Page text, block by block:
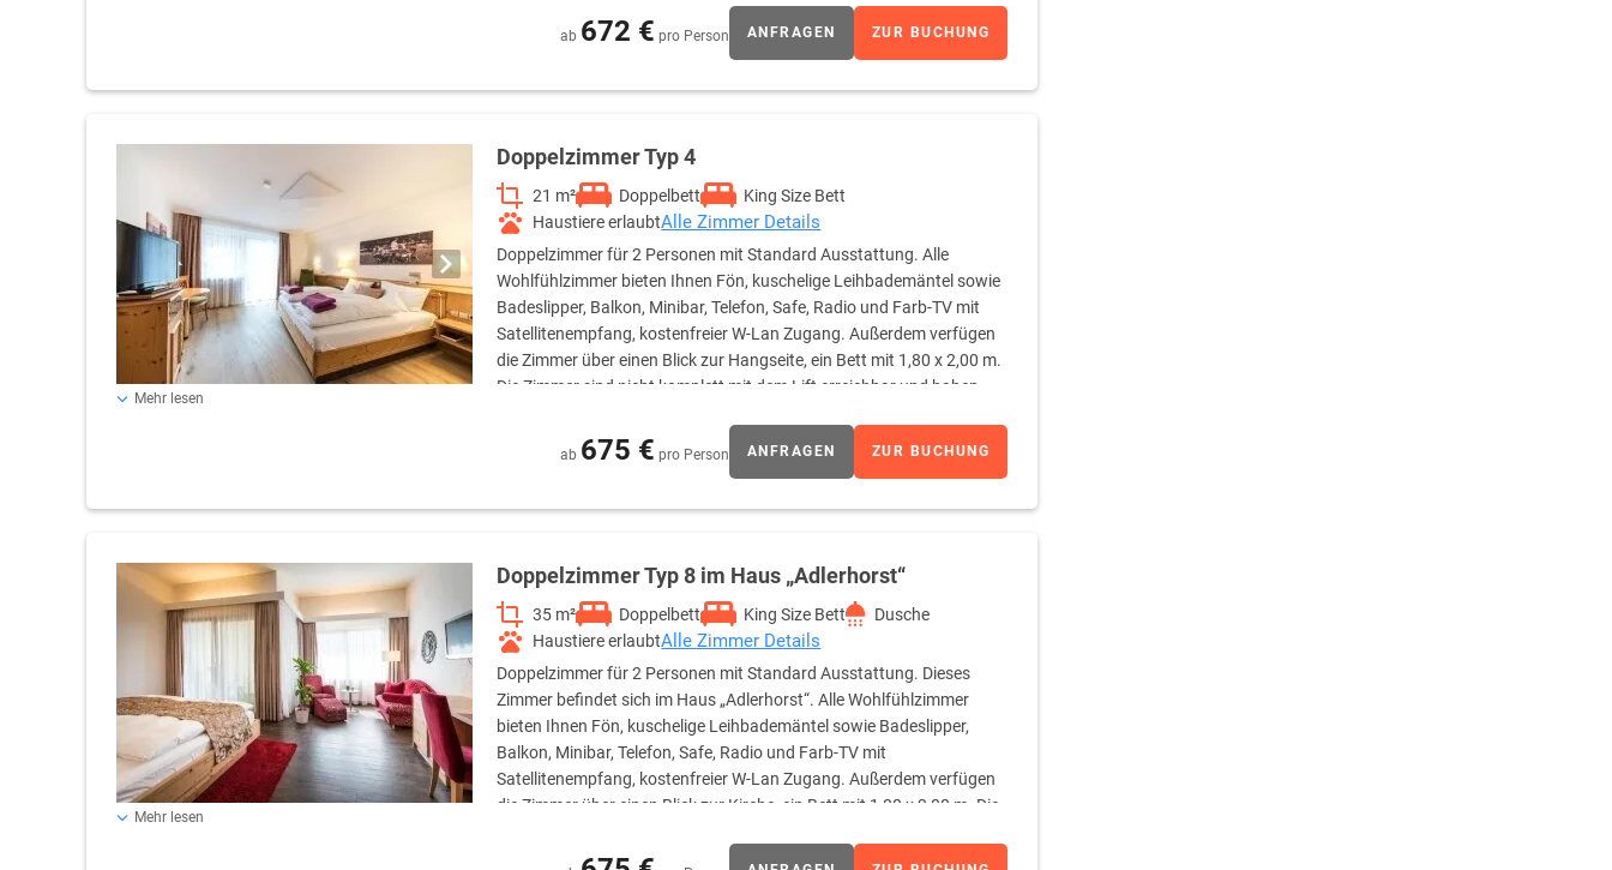
Die Zimmer sind mit dem Lift erreichbar und haben eine Dusche und Badewanne. Kein Teppichboden.
ab 672 € pro Person ANFRAGEN ZUR BUCHUNG
Doppelzimmer Typ 4
21 m² Doppelbett
King Size Bett
Haustiere erlaubtAlle Zimmer Details
Doppelzimmer für 2 Personen mit Standard Ausstattung. Alle
Wohlfühlzimmer bieten Ihnen Fön, kuschelige Leihbademäntel sowie
Badeslipper, Balkon, Minibar, Telefon, Safe, Radio und Farb-TV mit
Satellitenempfang, kostenfreier W-Lan Zugang. Außerdem verfügen
die Zimmer über einen Blick zur Hangseite, ein Bett mit 1,80 x 2,00 m.
Die Zimmer sind nicht komplett mit dem Lift erreichbar und haben
Mehr lesen
ab 675 € pro Person ANFRAGEN ZUR BUCHUNG
Doppelzimmer Typ 8 im Haus „Adlerhorst“
35 m² Doppelbett King Size Bett
Dusche
Haustiere erlaubtAlle Zimmer Details
Doppelzimmer für 2 Personen mit Standard Ausstattung. Dieses
Zimmer befindet sich im Haus „Adlerhorst“. Alle Wohlfühlzimmer
bieten Ihnen Fön, kuschelige Leihbademäntel sowie Badeslipper,
Balkon, Minibar, Telefon, Safe, Radio und Farb-TV mit
Satellitenempfang, kostenfreier W-Lan Zugang. Außerdem verfügen
die Zimmer über einen Blick zur Kirche, ein Bett mit 1,80 x 2,00 m. Die
Mehr lesen